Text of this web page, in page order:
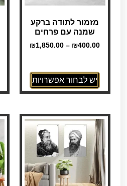
מזמור לתודה ברקע
שמנה עם פרחים
₪400.00
–
₪1,850.00
יש לבחור אפשרויות